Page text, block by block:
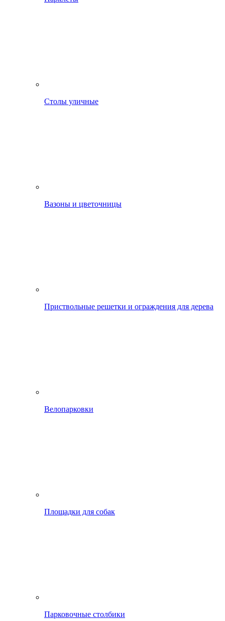
Столы уличные
Вазоны и цветочницы
Приствольные решетки и ограждения для дерева
Велопарковки
Площадки для собак
Парковочные столбики